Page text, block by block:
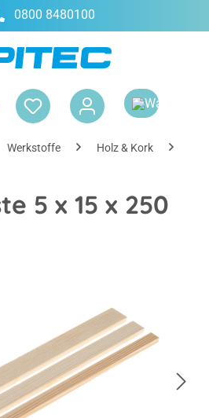
0800 8480100
Werkstoffe Holz & Kork
5 x 15 x 250